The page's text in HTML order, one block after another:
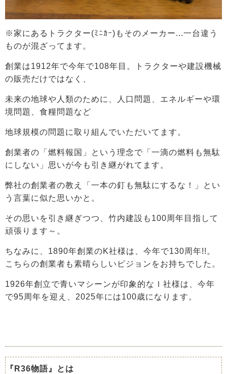
※家にあるトラクター(ﾐﾆｶｰ)もそのメーカー...一台違う
ものが混ざってます。
創業は1912年で今年で108年目。トラクターや建設機械
の販売だけではなく、
未来の地球や人類のために、人口問題、エネルギーや環
境問題、食糧問題など
地球規模の問題に取り組んでいただいてます。
創業者の「燃料報国」という理念で「一滴の燃料も無駄
にしない」思いが今も引き継がれてます。
弊社の創業者の教え「一本の釘も無駄にするな！」とい
う言葉に似た思いかと。
その思いを引き継ぎつつ、竹内建設も100周年目指して
頑張ります～。
ちなみに、1890年創業のK社様は、今年で130周年!!。
こちらの創業者も素晴らしいビジョンをお持ちでした。
1926年創立で青いマシーンが印象的なＩ社様は、今年
で95周年を迎え、2025年には100歳になります。
『R36物語』とは